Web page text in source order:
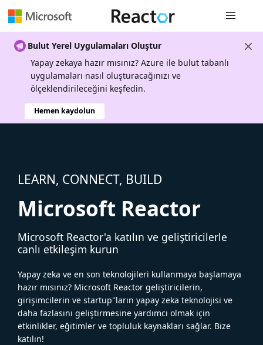
Bulut Yerel Uygulamaları Oluştur
Yapay zekaya hazır mısınız? Azure ile bulut tabanlı
uygulamaları nasıl oluşturacağınızı ve
ölçeklendirileceğini keşfedin.
Hemen kaydolun
LEARN, CONNECT, BUILD
Microsoft Reactor
Microsoft Reactor'a katılın ve geliştiricilerle
canlı etkileşim kurun
Yapay zeka ve en son teknolojileri kullanmaya başlamaya
hazır mısınız? Microsoft Reactor geliştiricilerin,
girişimcilerin ve startup''ların yapay zeka teknolojisi ve
daha fazlasını geliştirmesine yardımcı olmak için
etkinlikler, eğitimler ve topluluk kaynakları sağlar. Bize
katılın!